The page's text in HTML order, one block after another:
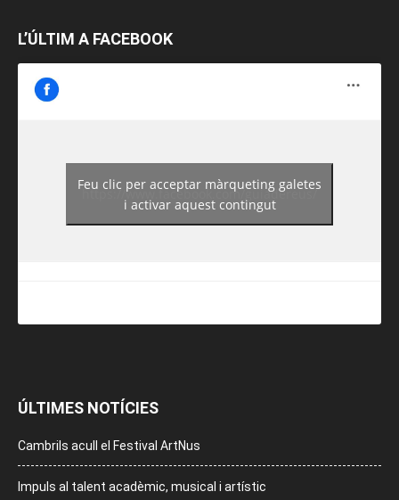
L’ÚLTIM A FACEBOOK
https://www.facebook.com/guiadereus/
Feu clic per acceptar màrqueting galetes
i activar aquest contingut
ÚLTIMES NOTÍCIES
Cambrils acull el Festival ArtNus
Impuls al talent acadèmic, musical i artístic